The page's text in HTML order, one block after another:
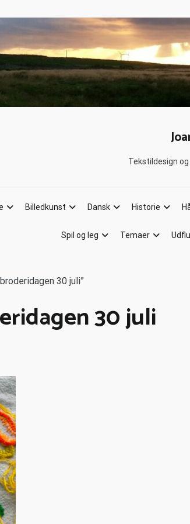
Tekstildesign
Billedkunst Dansk Historie
Spil og leg Temaer
30 juli”
30 juli